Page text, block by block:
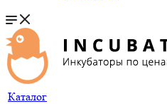
Каталог